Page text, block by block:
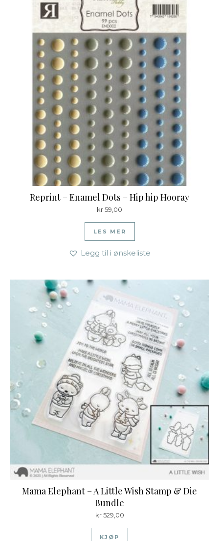
Reprint – Enamel Dots – Hip hip Hooray
kr59,00
LES MER
Legg til i ønskeliste
Mama Elephant – A Little Wish Stamp & Die
Bundle
kr529,00
KJØP